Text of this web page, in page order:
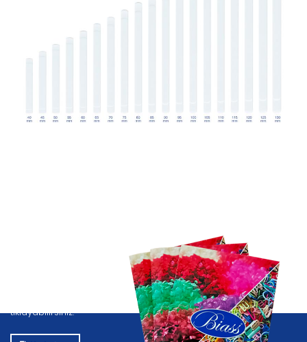
Kataloğumuzu görüntülemek için E-Katalog butonuna
tıklayabilirsiniz.